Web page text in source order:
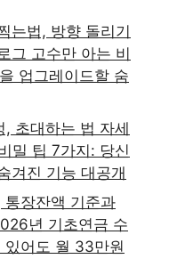
는법, 방향 돌리기
그 고수만 아는 비
업그레이드할 숨
초대하는 법 자세
밀 팁 7가지: 당신
겨진 기능 대공개
장잔액 기준과
년 기초연금 수
있어도 월 33만원